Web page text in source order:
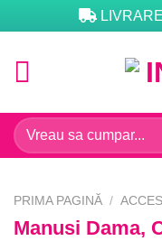
to
Caută
după:
PRIMA PAGINĂ /
Manusi Dama,